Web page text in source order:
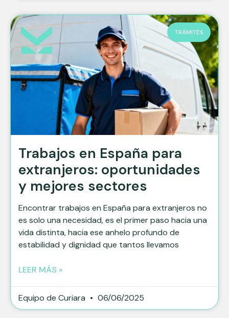
TRÁMITES
Trabajos en España para
extranjeros: oportunidades
y mejores sectores
Encontrar trabajos en España para extranjeros no
es solo una necesidad, es el primer paso hacia una
vida distinta, hacia ese anhelo profundo de
estabilidad y dignidad que tantos llevamos
LEER MÁS »
Equipo de Curiara 06/06/2025